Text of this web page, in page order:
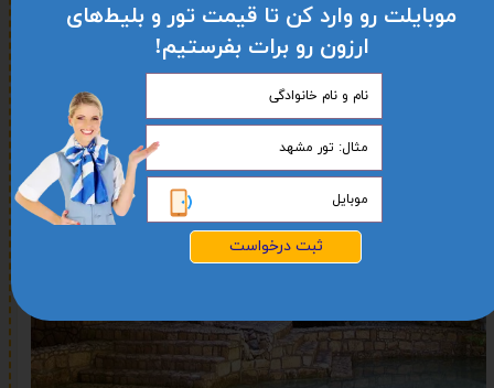
دوقلو، دره پرتغالی‌ها و روستای باغو از جاذبه‌های تاریخی
جزیره کیش هستند.
ثبت درخواست
موبایلت رو وارد کن تا قیمت تور و بلیط‌های
ارزون رو برات بفرستیم!